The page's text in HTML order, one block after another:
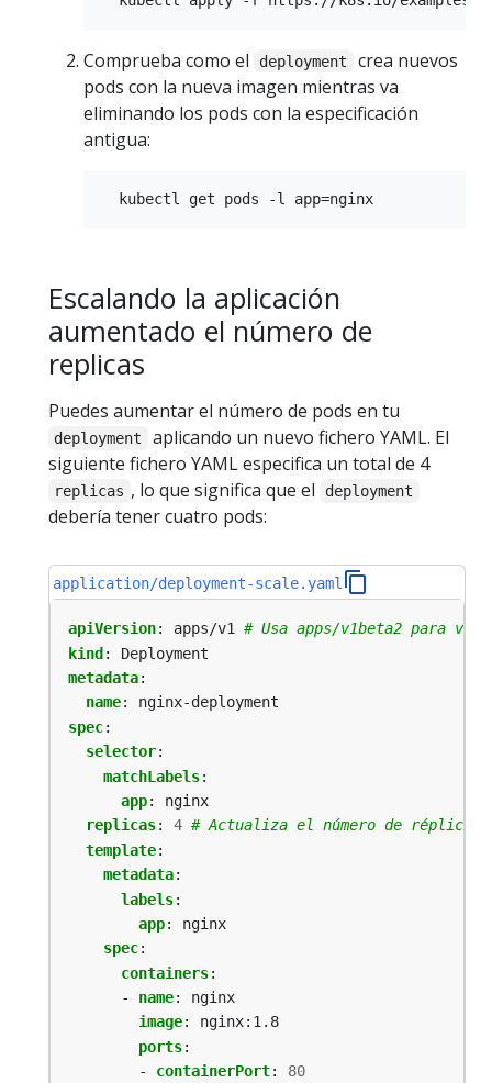
Comprueba como el deployment
crea nuevos
pods con la nueva imagen mientras va
eliminando los pods con la especificación
antigua:
Escalando la aplicación
aumentado el número de
replicas
Puedes aumentar el número de pods en tu
deployment
aplicando un nuevo fichero YAML. El
siguiente fichero YAML especifica un total de 4
replicas , lo que significa que el deployment
debería tener cuatro pods:
application/deployment-scale.yaml
apiVersion: apps/v1 # Usa apps/v1beta2 para
kind :
Deployment
metadata:
name:
nginx-deployment
spec:
selector:
matchLabels:
app:
nginx
replicas: 4 # Actualiza el número de réplicas
template:
metadata:
labels:
app:
nginx
spec:
containers:
- name:
nginx
image:
nginx:1.8
ports:
- containerPort: 80